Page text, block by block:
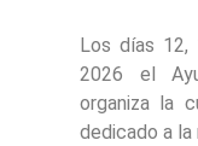
Los días
2026 el
organiza la
dedicado a la